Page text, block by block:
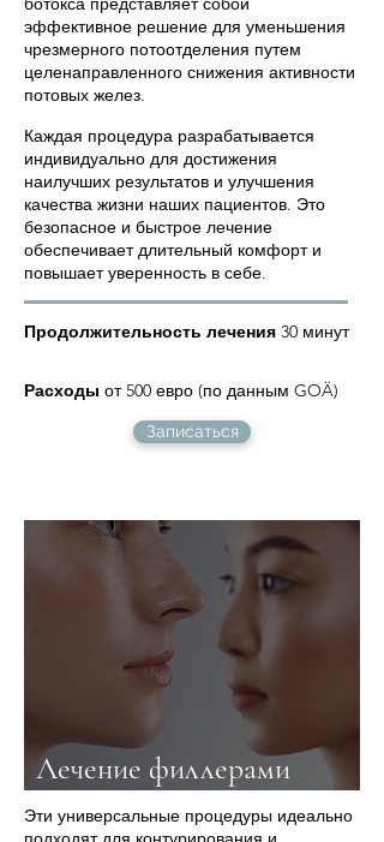
эффективное решение для уменьшения
чрезмерного потоотделения путем
целенаправленного снижения активности
потовых желез.
Каждая процедура разрабатывается
индивидуально для достижения
наилучших результатов и улучшения
качества жизни наших пациентов. Это
безопасное и быстрое лечение
обеспечивает длительный комфорт и
повышает уверенность в себе.
Продолжительность лечения 30 минут
Расходы от 500 евро (по данным GOÄ)
Записаться
Лечение филлерами
Эти универсальные процедуры идеально